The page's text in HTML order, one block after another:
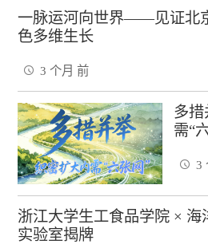
一脉运河向世界——见证北
色多维生长
3 个月 前
多措
需“
3
浙江大学生工食品学院 × 海
实验室揭牌